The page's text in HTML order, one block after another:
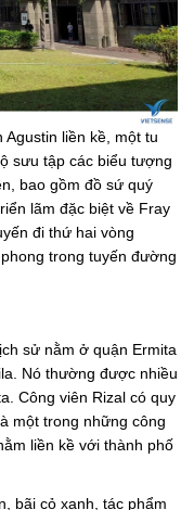
liền kề, một tu
sưu tập các biểu tượng
bao gồm đồ sứ quý
lãm đặc biệt về Fray
đi thứ hai vòng
trong tuyến đường
sử nằm ở quận Ermita
Nó thường được nhiều
Công viên Rizal có quy
một trong những công
liền kề với thành phố
bãi cỏ xanh, tác phẩm